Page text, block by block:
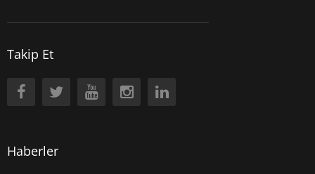
Takip Et
Haberler